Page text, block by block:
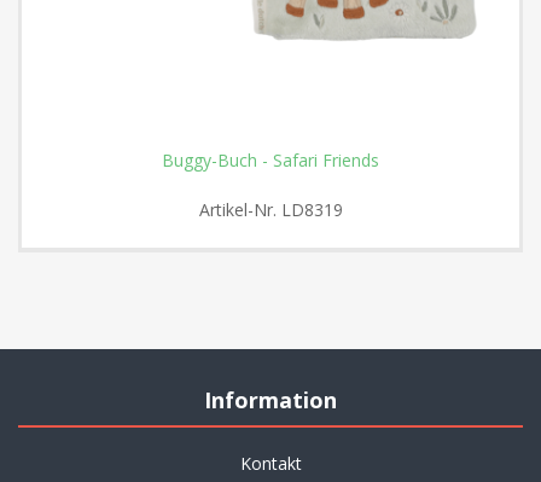
Buggy-Buch - Safari Friends
Artikel-Nr. LD8319
Information
Kontakt